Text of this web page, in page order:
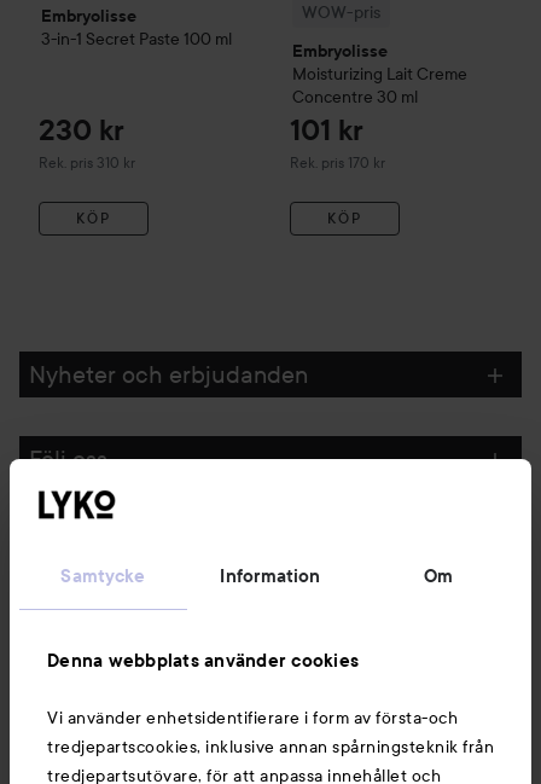
Samtycke Information Om
Denna webbplats använder cookies
Vi använder enhetsidentifierare i form av första-och
tredjepartscookies, inklusive annan spårningsteknik från
tredjepartsutövare, för att anpassa innehållet och
Embryolisse
3-in-1 Secret Paste 100 ml
230 kr
Rek. pris 310 kr
Rekommenderat pris 310 kr
KÖP
WOW-pris
Embryolisse
Moisturizing Lait Creme
Concentre 30 ml
101 kr
Rek. pris 170 kr
Rekommenderat pris 170 kr
KÖP
Nyheter och erbjudanden
Följ oss
Du kanske också gillar